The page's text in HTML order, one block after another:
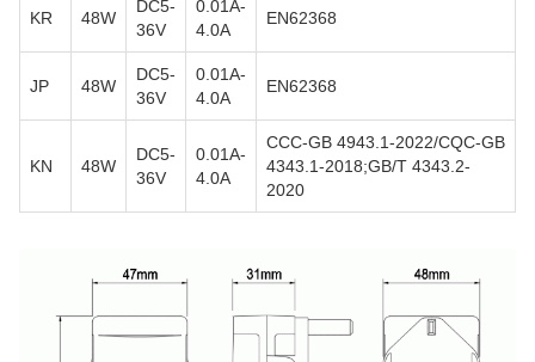
KR 48W
DC5-
36V
0.01A-
4.0A
EN62368
JP 48W
DC5-
36V
0.01A-
4.0A
EN62368
KN 48W
DC5-
36V
0.01A-
4.0A
CCC-GB 4943.1-2022/CQC-GB
4343.1-2018;GB/T 4343.2-
2020